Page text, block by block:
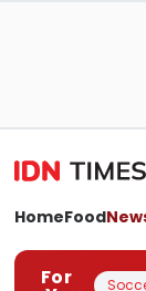
HomeFood
For